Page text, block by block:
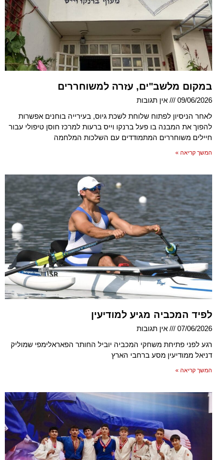
במקום מלשב"ים, עזרה למשוחררים
09/06/2026
אין תגובות
לאחר הניסיון לפתוח שלוחת לשכת גיוס, בעירייה בוחנים אפשרות
להפוך את המבנה בו פעל ברנקו וייס ברעות למרכז חוסן טיפולי עבור
חיילים משוחררים המתמודדים עם השלכות המלחמה
המשך קריאה »
לפיד המכביה מגיע למודיעין
07/06/2026
אין תגובות
רגע לפני פתיחת משחקי המכביה יוביל החותר הפאראלימפי שמוליק
דניאל ממודיעין מסע ברחבי הארץ
המשך קריאה »